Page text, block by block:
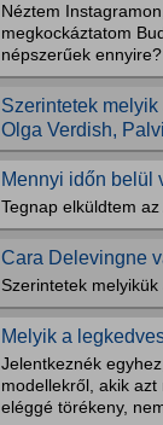
Néztem
megkockáztatom
népszerűek ennyire?
Szerintetek
Olga Verdish,
Mennyi időn belül
Tegnap elküldtem
Cara Delevingne
Szerintetek
Melyik a
Jelentkeznék
modellekről, akik
eléggé törékeny,